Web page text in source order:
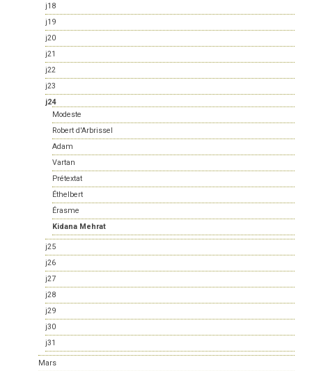
j18
j19
j20
j21
j22
j23
j24
Modeste
Robert d'Arbrissel
Adam
Vartan
Prétextat
Éthelbert
Érasme
Kidana Mehrat
j25
j26
j27
j28
j29
j30
j31
Mars